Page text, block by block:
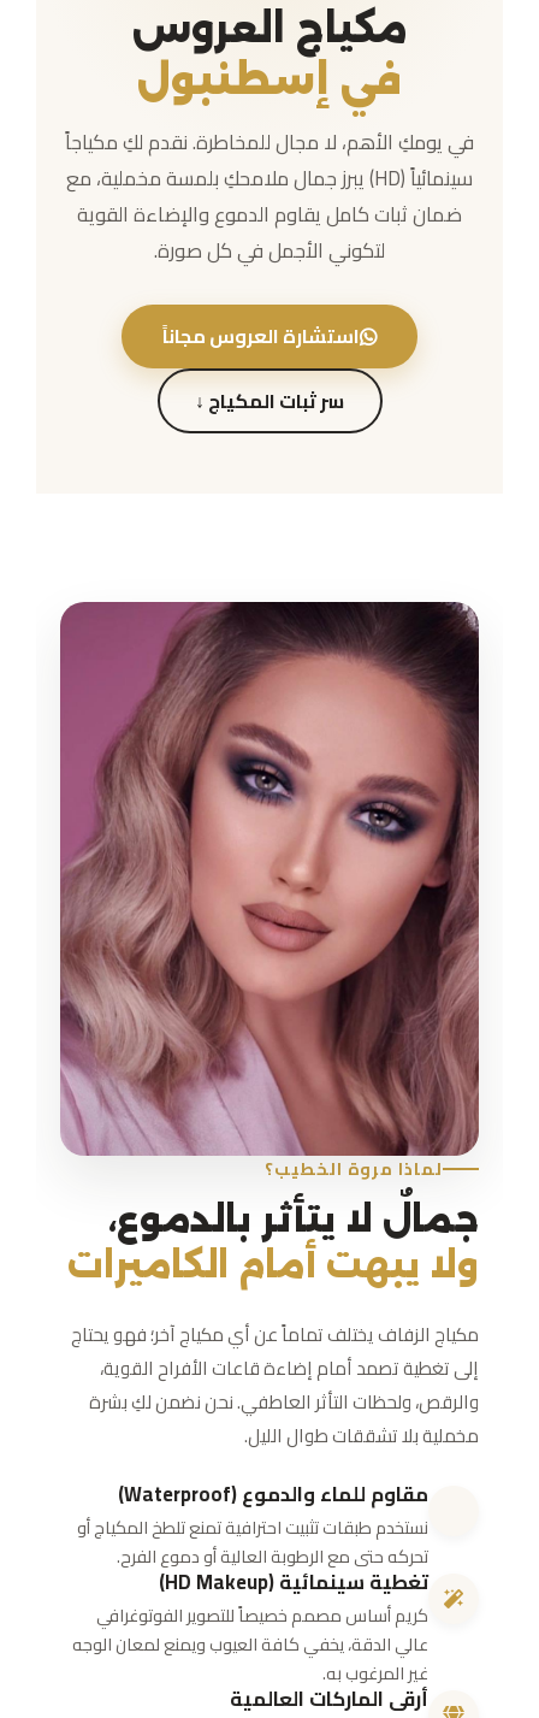
مكياج العروس
في إسطنبول
في يومكِ الأهم، لا مجال للمخاطرة. نقدم لكِ مكياجاً
سينمائياً (HD) يبرز جمال ملامحكِ بلمسة مخملية، مع
ضمان ثبات كامل يقاوم الدموع والإضاءة القوية
لتكوني الأجمل في كل صورة.
استشارة العروس مجاناً
سر ثبات المكياج ↓
لماذا مروة الخطيب؟
جمالٌ لا يتأثر بالدموع،
ولا يبهت أمام الكاميرات
مكياج الزفاف يختلف تماماً عن أي مكياج آخر؛ فهو يحتاج
إلى تغطية تصمد أمام إضاءة قاعات الأفراح القوية،
والرقص، ولحظات التأثر العاطفي. نحن نضمن لكِ بشرة
مخملية بلا تشققات طوال الليل.
مقاوم للماء والدموع (Waterproof)
نستخدم طبقات تثبيت احترافية تمنع تلطخ المكياج أو
تحركه حتى مع الرطوبة العالية أو دموع الفرح.
تغطية سينمائية (HD Makeup)
كريم أساس مصمم خصيصاً للتصوير الفوتوغرافي
عالي الدقة، يخفي كافة العيوب ويمنع لمعان الوجه
غير المرغوب به.
أرقى الماركات العالمية